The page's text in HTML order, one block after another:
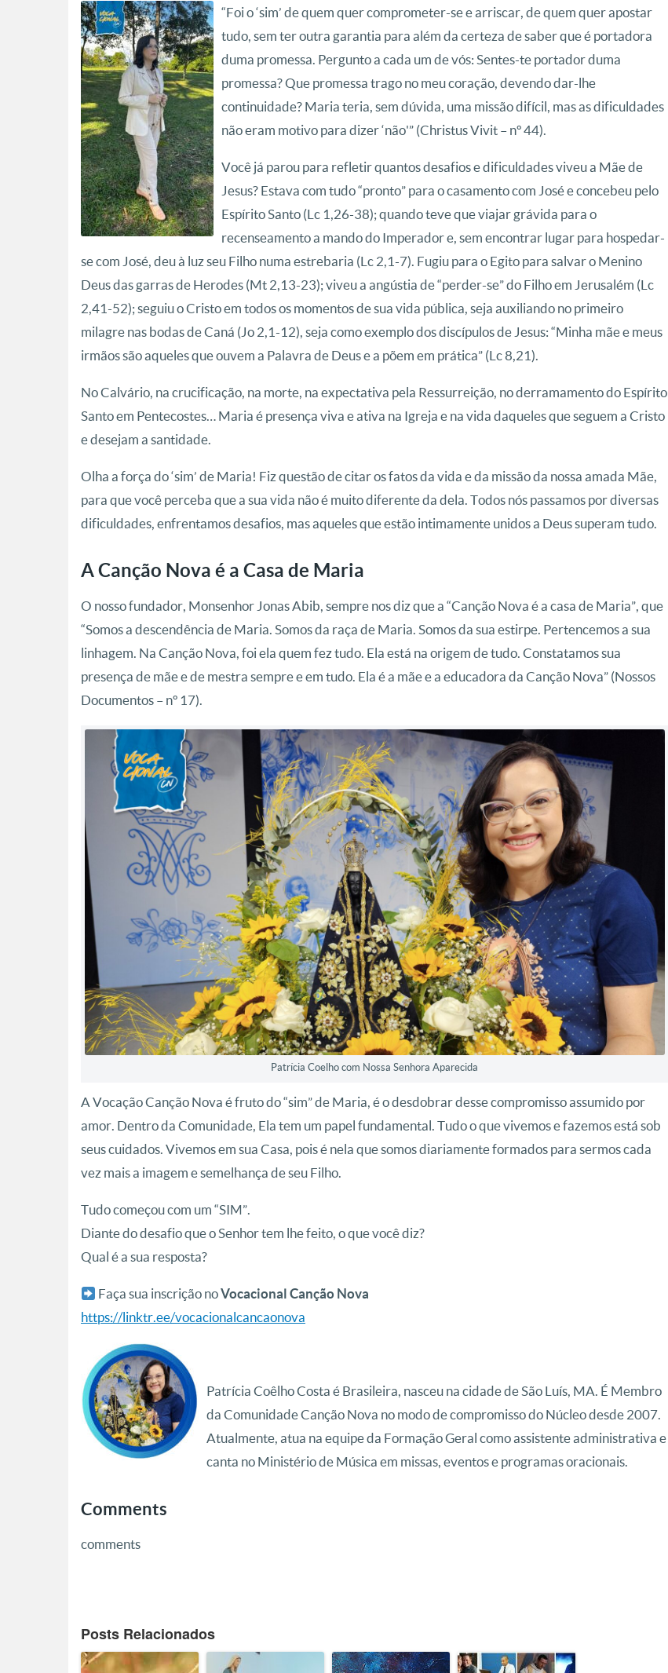
“Foi o ‘sim’ de quem quer comprometer-se e arriscar, de quem quer apostar
tudo, sem ter outra garantia para além da certeza de saber que é portadora
duma promessa. Pergunto a cada um de vós: Sentes-te portador duma
promessa? Que promessa trago no meu coração, devendo dar-lhe
continuidade? Maria teria, sem dúvida, uma missão difícil, mas as dificuldades
não eram motivo para dizer ‘não'” (Christus Vivit – nº 44).
Você já parou para refletir quantos desafios e dificuldades viveu a Mãe de
Jesus? Estava com tudo “pronto” para o casamento com José e concebeu pelo
Espírito Santo (Lc 1,26-38); quando teve que viajar grávida para o
recenseamento a mando do Imperador e, sem encontrar lugar para hospedar-
se com José, deu à luz seu Filho numa estrebaria (Lc 2,1-7). Fugiu para o Egito para salvar o Menino
Deus das garras de Herodes (Mt 2,13-23); viveu a angústia de “perder-se” do Filho em Jerusalém (Lc
2,41-52); seguiu o Cristo em todos os momentos de sua vida pública, seja auxiliando no primeiro
milagre nas bodas de Caná (Jo 2,1-12), seja como exemplo dos discípulos de Jesus: “Minha mãe e meus
irmãos são aqueles que ouvem a Palavra de Deus e a põem em prática” (Lc 8,21).
No Calvário, na crucificação, na morte, na expectativa pela Ressurreição, no derramamento do Espírito
Santo em Pentecostes… Maria é presença viva e ativa na Igreja e na vida daqueles que seguem a Cristo
e desejam a santidade.
Olha a força do ‘sim’ de Maria! Fiz questão de citar os fatos da vida e da missão da nossa amada Mãe,
para que você perceba que a sua vida não é muito diferente da dela. Todos nós passamos por diversas
dificuldades, enfrentamos desafios, mas aqueles que estão intimamente unidos a Deus superam tudo.
A Canção Nova é a Casa de Maria
O nosso fundador, Monsenhor Jonas Abib, sempre nos diz que a “Canção Nova é a casa de Maria”, que
“Somos a descendência de Maria. Somos da raça de Maria. Somos da sua estirpe. Pertencemos a sua
linhagem. Na Canção Nova, foi ela quem fez tudo. Ela está na origem de tudo. Constatamos sua
presença de mãe e de mestra sempre e em tudo. Ela é a mãe e a educadora da Canção Nova” (Nossos
Documentos – nº 17).
Patrícia Coelho com Nossa Senhora Aparecida
A Vocação Canção Nova é fruto do “sim” de Maria, é o desdobrar desse compromisso assumido por
amor. Dentro da Comunidade, Ela tem um papel fundamental. Tudo o que vivemos e fazemos está sob
seus cuidados. Vivemos em sua Casa, pois é nela que somos diariamente formados para sermos cada
vez mais a imagem e semelhança de seu Filho.
Tudo começou com um “SIM”.
Diante do desafio que o Senhor tem lhe feito, o que você diz?
Qual é a sua resposta?
Faça sua inscrição noVocacional Canção Nova
https://linktr.ee/vocacionalcancaonova
Patrícia Coêlho Costa é Brasileira, nasceu na cidade de São Luís, MA. É Membro
da Comunidade Canção Nova no modo de compromisso do Núcleo desde 2007.
Atualmente, atua na equipe da Formação Geral como assistente administrativa e
canta no Ministério de Música em missas, eventos e programas oracionais.
Comments
comments
Posts Relacionados